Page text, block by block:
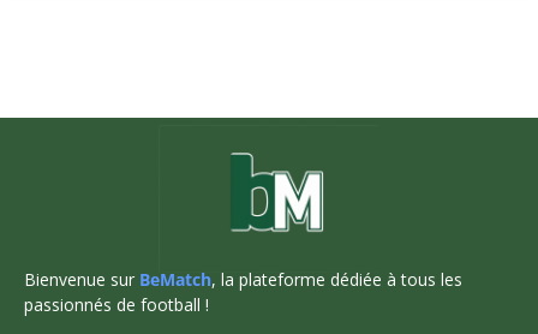
Bienvenue sur BeMatch, la plateforme dédiée à tous les
passionnés de football !